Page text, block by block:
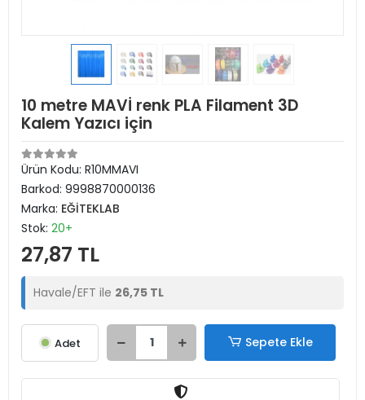
10 metre MAVİ renk PLA Filament 3D
Kalem Yazıcı için
Ürün Kodu: R10MMAVI
Barkod: 9998870000136
Marka: EĞİTEKLAB
Stok: 20+
27,87 TL
Havale/EFT ile 26,75 TL
Adet Sepete Ekle